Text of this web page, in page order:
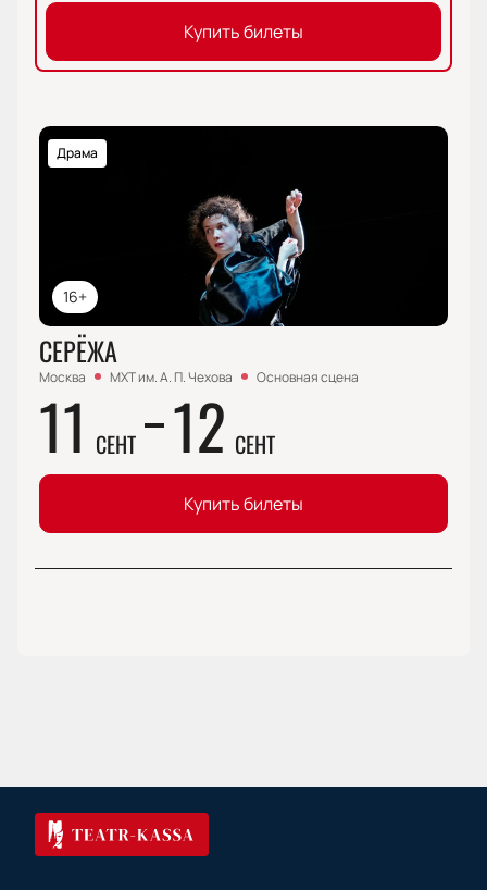
Купить билеты
16+
Драма
СЕРЁЖА
Москва МХТ им. А. П. Чехова Основная сцена
11 СЕНТ 12 СЕНТ
Купить билеты